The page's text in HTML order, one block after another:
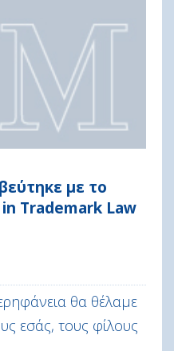
με το
Trademark Law
θα θέλαμε
εσάς, τους φίλους